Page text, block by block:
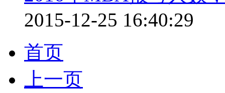
2015-12-25 16:40:29
首页
上一页